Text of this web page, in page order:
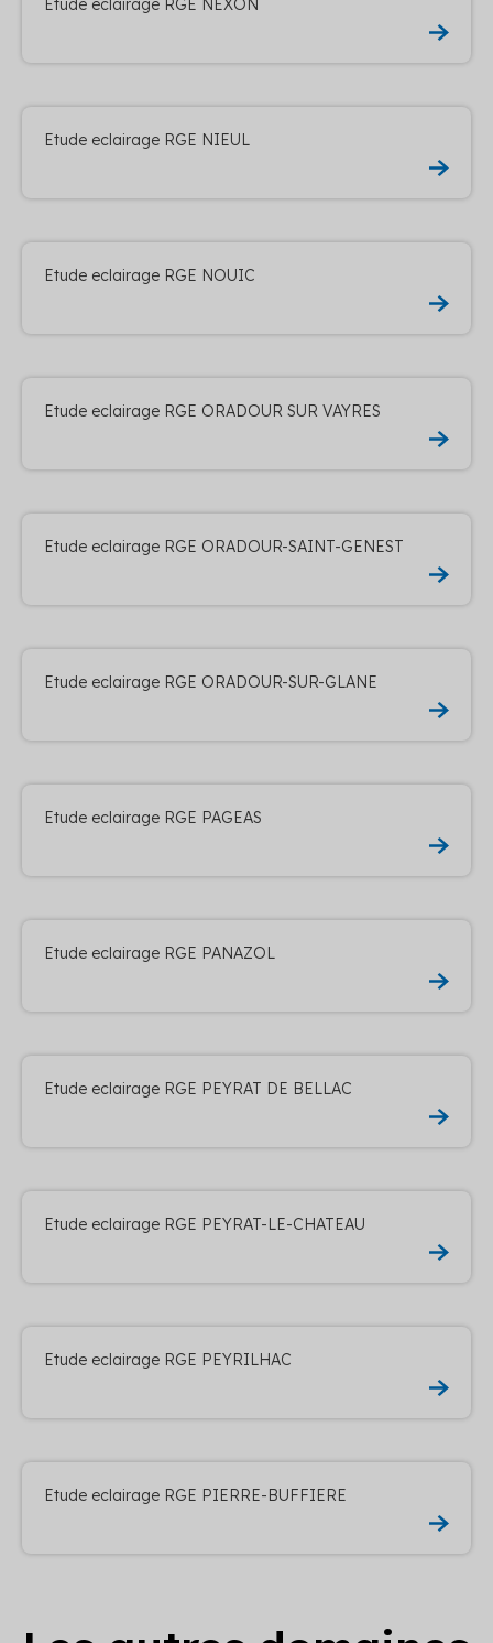
Etude eclairage RGE NIEUL
Etude eclairage RGE NOUIC
Etude eclairage RGE ORADOUR SUR VAYRES
Etude eclairage RGE ORADOUR-SAINT-GENEST
Etude eclairage RGE ORADOUR-SUR-GLANE
Etude eclairage RGE PAGEAS
Etude eclairage RGE PANAZOL
Etude eclairage RGE PEYRAT DE BELLAC
Etude eclairage RGE PEYRAT-LE-CHATEAU
Etude eclairage RGE PEYRILHAC
Etude eclairage RGE PIERRE-BUFFIERE